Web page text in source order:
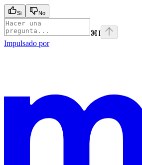
Si No
⌘I
Impulsado por